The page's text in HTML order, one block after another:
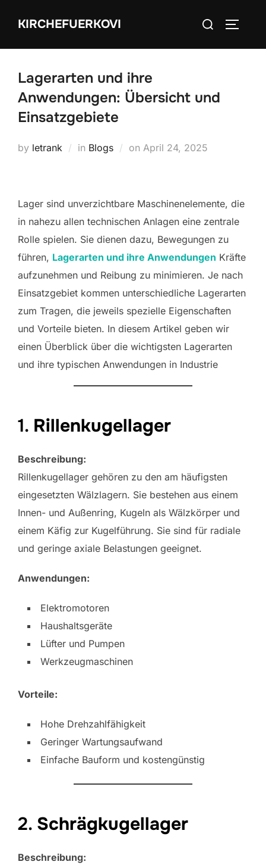
KIRCHEFUERKOVI
Search
Lagerarten und ihre
Anwendungen: Übersicht und
Einsatzgebiete
by letrank in Blogs on Posted
April 24, 2025
Lager sind unverzichtbare Maschinenelemente, die
in nahezu allen technischen Anlagen eine zentrale
Rolle spielen. Sie dienen dazu, Bewegungen zu
führen, Lagerarten und ihre Anwendungen Kräfte
aufzunehmen und Reibung zu minimieren. Je nach
Einsatzgebiet kommen unterschiedliche Lagerarten
zum Tragen, die jeweils spezielle Eigenschaften
und Vorteile bieten. In diesem Artikel geben wir
einen Überblick über die wichtigsten Lagerarten
und ihre typischen Anwendungen in Industrie
1. Rillenkugellager
Beschreibung:
Rillenkugellager gehören zu den am häufigsten
eingesetzten Wälzlagern. Sie bestehen aus einem
Innen- und Außenring, Kugeln als Wälzkörper und
einem Käfig zur Kugelführung. Sie sind für radiale
und geringe axiale Belastungen geeignet.
Anwendungen:
Elektromotoren
Haushaltsgeräte
Lüfter und Pumpen
Werkzeugmaschinen
Vorteile:
Hohe Drehzahlfähigkeit
Geringer Wartungsaufwand
Einfache Bauform und kostengünstig
2. Schrägkugellager
Beschreibung: